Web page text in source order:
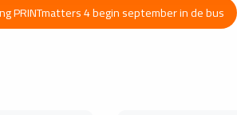
PRINTmatters 4 begin september in de bus